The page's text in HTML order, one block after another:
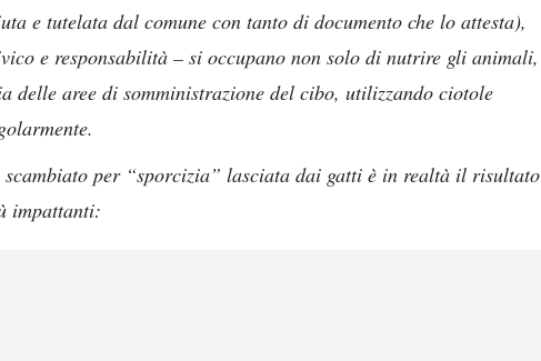
e tutelata dal comune con tanto di documento che lo attesta),
e responsabilità – si occupano non solo di nutrire gli animali,
delle aree di somministrazione del cibo, utilizzando ciotole
scambiato per “sporcizia” lasciata dai gatti è in realtà il risultato
impattanti: